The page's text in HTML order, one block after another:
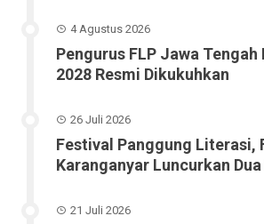
4 Agustus 2026
Pengurus FLP Jawa
2028 Resmi Dikukuhkan
26 Juli 2026
Festival Panggung Literasi,
Karanganyar Luncurkan
21 Juli 2026